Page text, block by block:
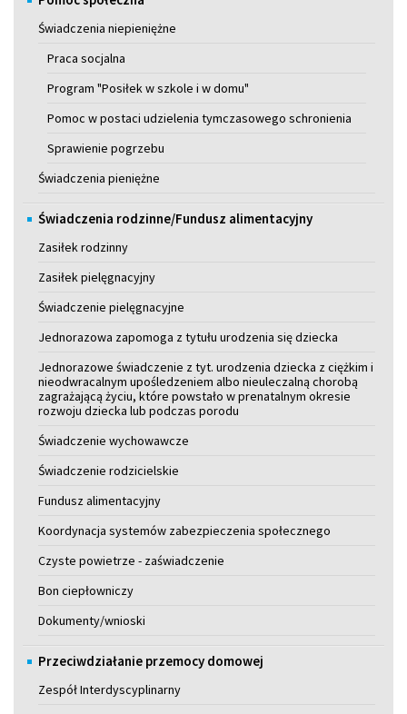
Świadczenia niepieniężne
Praca socjalna
Program "Posiłek w szkole i w domu"
Pomoc w postaci udzielenia tymczasowego schronienia
Sprawienie pogrzebu
Świadczenia pieniężne
Świadczenia rodzinne/Fundusz alimentacyjny
Zasiłek rodzinny
Zasiłek pielęgnacyjny
Świadczenie pielęgnacyjne
Jednorazowa zapomoga z tytułu urodzenia się dziecka
Jednorazowe świadczenie z tyt. urodzenia dziecka z ciężkim i
nieodwracalnym upośledzeniem albo nieuleczalną chorobą
zagrażającą życiu, które powstało w prenatalnym okresie
rozwoju dziecka lub podczas porodu
Świadczenie wychowawcze
Świadczenie rodzicielskie
Fundusz alimentacyjny
Koordynacja systemów zabezpieczenia społecznego
Czyste powietrze - zaświadczenie
Bon ciepłowniczy
Dokumenty/wnioski
Przeciwdziałanie przemocy domowej
Zespół Interdyscyplinarny